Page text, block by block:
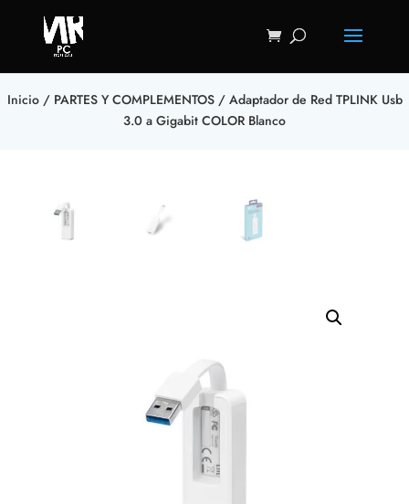
Inicio/ PARTES Y COMPLEMENTOS/ Adaptador de Red TPLINK Usb
3.0 a Gigabit COLOR Blanco